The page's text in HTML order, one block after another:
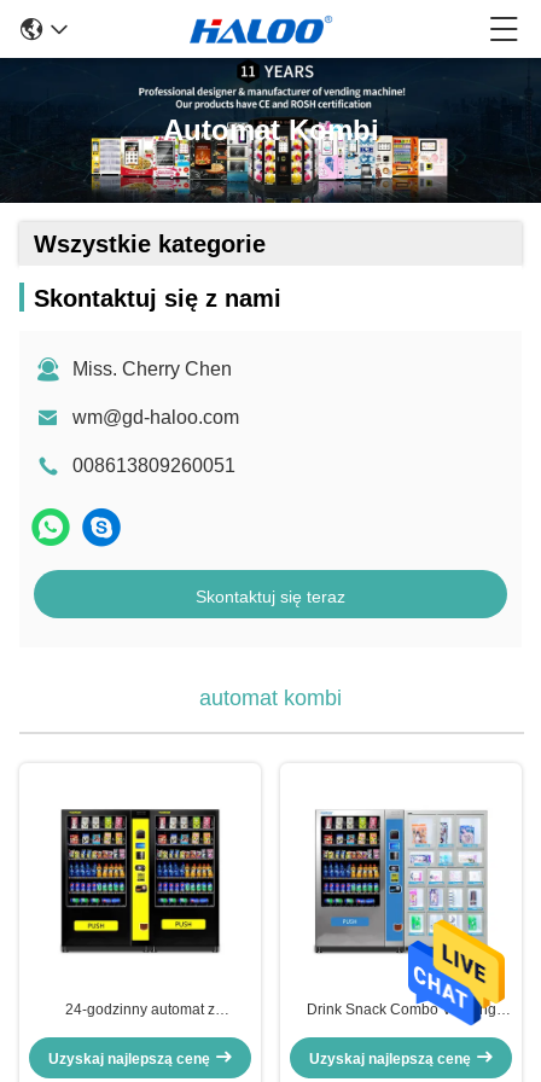
Automat Kombi
Wszystkie kategorie
Skontaktuj się z nami
Miss. Cherry Chen
wm@gd-haloo.com
008613809260051
Skontaktuj się teraz
automat kombi
24-godzinny automat z
centrum handlowego
Uzyskaj najlepszą cenę
Drink Snack Combo Vending
kanałów
Uzyskaj najlepszą cenę